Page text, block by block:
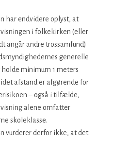
har endvidere oplyst, at
i folkekirken (eller
angår andre trossamfund)
generelle
minimum 1 meters
afstand er afgørende for
– også i tilfælde,
alene omfatter
skoleklasse.
vurderer derfor ikke, at det